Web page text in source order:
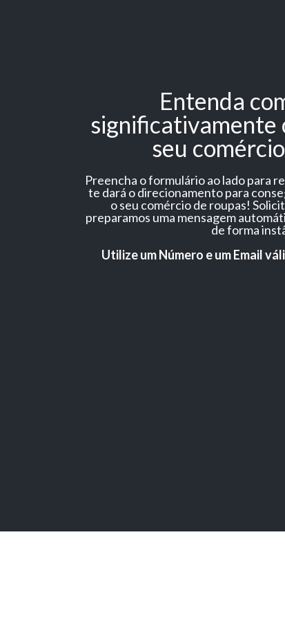
Entenda
significativamente
seu
Preencha o formulário ao lado para
te dará o direcionamento para
o seu comércio de roupas!
preparamos uma mensagem
de forma
Utilize um Número e um Email